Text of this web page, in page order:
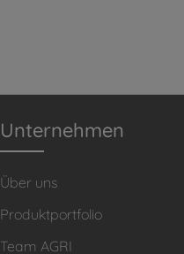
Unternehmen
Über uns
Produktportfolio
Team AGRI